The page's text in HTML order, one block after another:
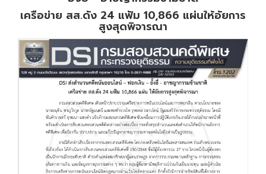
เครือข่าย สส.ดัง 24 แฟ้ม 10,866 แผ่นให้อัยการ
สูงสุดพิจารณา